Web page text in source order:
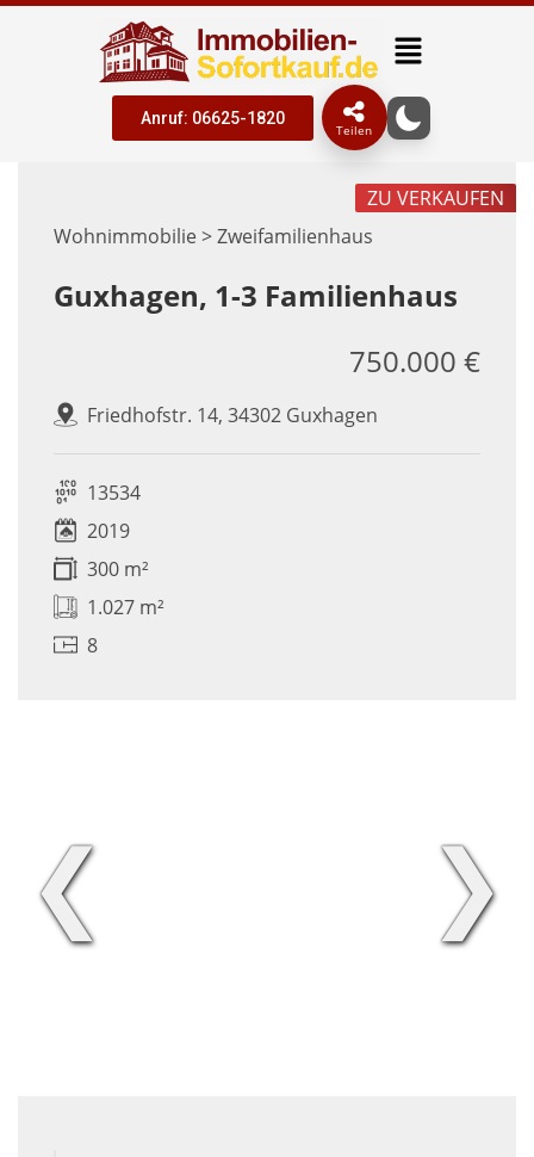
Anruf: 06625-1820
Teilen
Wohnimmobilie > Zweifamilienhaus
ZU VERKAUFEN
Guxhagen, 1-3 Familienhaus
Friedhofstr. 14, 34302 Guxhagen
750.000 €
13534
2019
300 m²
1.027 m²
8
❮ ❯